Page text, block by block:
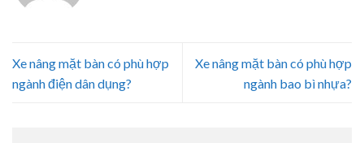
Xe nâng mặt bàn có phù hợp
ngành điện dân dụng?
Xe nâng mặt bàn có phù hợp
ngành bao bì nhựa?